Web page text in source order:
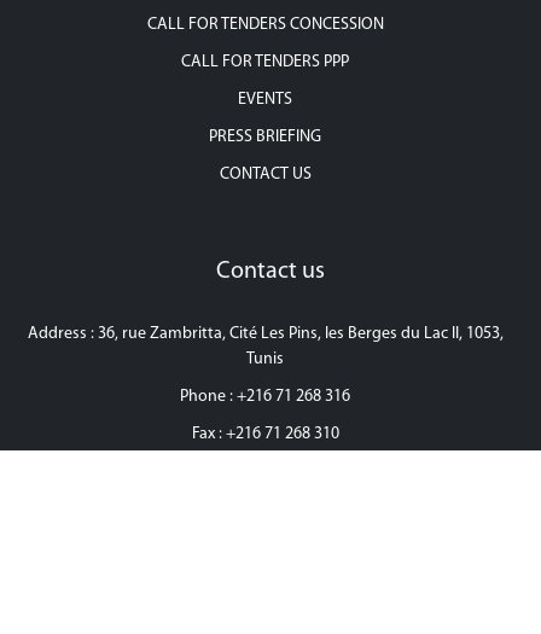
CALL FOR TENDERS CONCESSION
CALL FOR TENDERS PPP
EVENTS
PRESS BRIEFING
CONTACT US
Contact us
Address : 36, rue Zambritta, Cité Les Pins, les Berges du Lac II, 1053,
Tunis
Phone : +216 71 268 316
Fax : +216 71 268 310